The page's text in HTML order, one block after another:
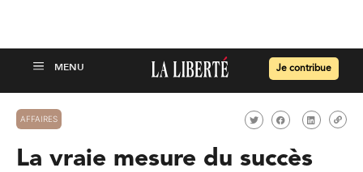
Je contribue
AFFAIRES
La vraie mesure du succès